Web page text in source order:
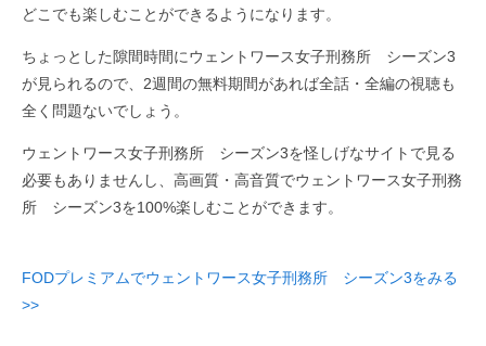
どこでも楽しむことができるようになります。
ちょっとした隙間時間にウェントワース女子刑務所 シーズン3
が見られるので、2週間の無料期間があれば全話・全編の視聴も
全く問題ないでしょう。
ウェントワース女子刑務所 シーズン3を怪しげなサイトで見る
必要もありませんし、高画質・高音質でウェントワース女子刑務
所 シーズン3を100%楽しむことができます。
FODプレミアムでウェントワース女子刑務所 シーズン3をみる
>>